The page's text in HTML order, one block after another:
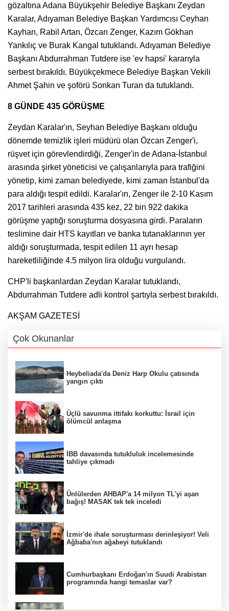
gözaltına Adana Büyükşehir Belediye Başkanı Zeydan
Karalar, Adıyaman Belediye Başkan Yardımcısı Ceyhan
Kayhan, Rabil Artan, Özcan Zenger, Kazım Gökhan
Yankılıç ve Burak Kangal tutuklandı. Adıyaman Belediye
Başkanı Abdurrahman Tutdere ise 'ev hapsi' kararıyla
serbest bırakıldı. Büyükçekmece Belediye Başkan Vekili
Ahmet Şahin ve şoförü Sonkan Turan da tutuklandı.
8 GÜNDE 435 GÖRÜŞME
Zeydan Karalar'ın, Seyhan Belediye Başkanı olduğu
dönemde temizlik işleri müdürü olan Özcan Zenger'i,
rüşvet için görevlendirdiği, Zenger'in de Adana-İstanbul
arasında şirket yöneticisi ve çalışanlarıyla para trafiğini
yönetip, kimi zaman belediyede, kimi zaman İstanbul'da
para aldığı tespit edildi. Karalar'ın, Zenger ile 2-10 Kasım
2017 tarihleri arasında 435 kez, 22 bin 922 dakika
görüşme yaptığı soruşturma dosyasına girdi. Paraların
teslimine dair HTS kayıtları ve banka tutanaklarının yer
aldığı soruşturmada, tespit edilen 11 ayrı hesap
hareketliliğinde 4.5 milyon lira olduğu vurgulandı.
CHP'li başkanlardan Zeydan Karalar tutuklandı,
Abdurrahman Tutdere adli kontrol şartıyla serbest bırakıldı.
AKŞAM GAZETESİ
Çok Okunanlar
Heybeliada'da Deniz Harp Okulu çatısında
yangın çıktı
Üçlü savunma ittifakı korkuttu: İsrail için
ölümcül anlaşma
İBB davasında tutukluluk incelemesinde
tahliye çıkmadı
Ünlülerden AHBAP'a 14 milyon TL'yi aşan
bağış! MASAK tek tek inceledi
İzmir'de ihale soruşturması derinleşiyor! Veli
Ağbaba'nın ağabeyi tutuklandı
Cumhurbaşkanı Erdoğan'ın Suudi Arabistan
programında hangi temaslar var?